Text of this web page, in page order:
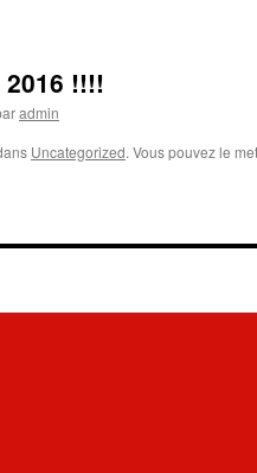
!!!!
admin
Uncategorized. Vous pouvez le